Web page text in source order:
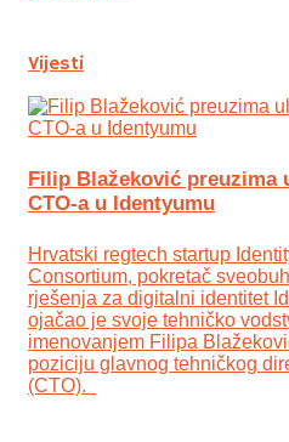
Vijesti
Filip Blažeković preuzima
CTO-a u Identyumu
Hrvatski regtech startup
Consortium, pokretač
rješenja za digitalni identitet
ojаčao je svoje tehničko
imenovanjem Filipa
poziciju glavnog tehničkog
(CTO).